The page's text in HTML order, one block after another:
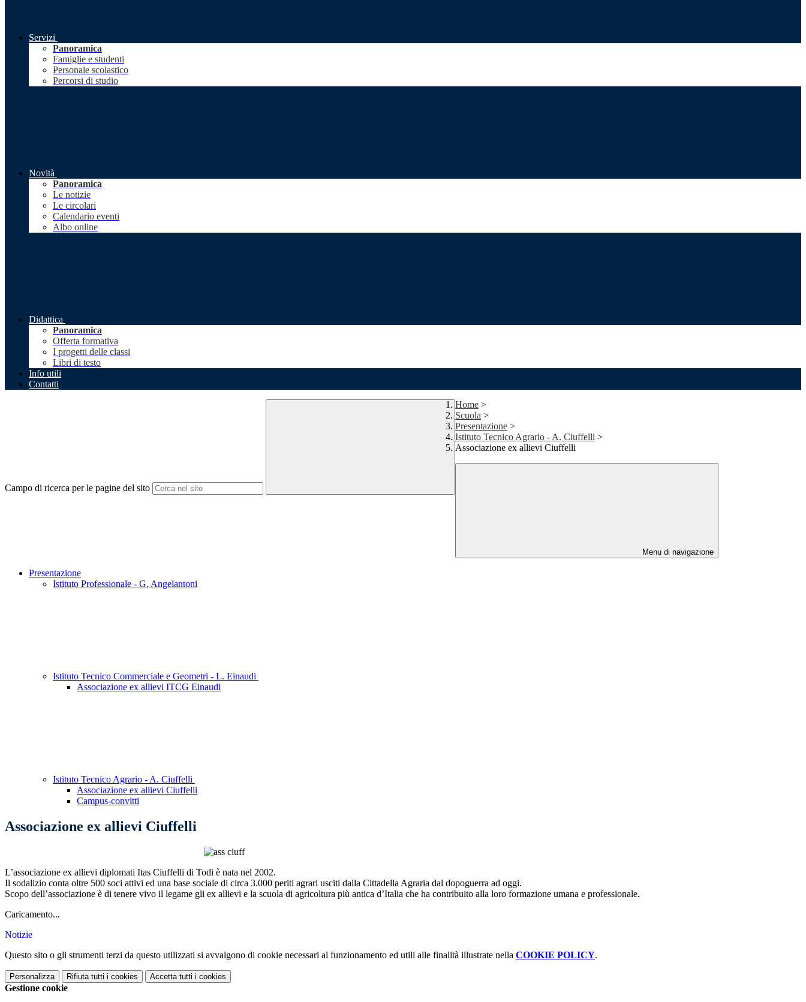
Servizi
Panoramica
Famiglie e studenti
Personale scolastico
Percorsi di studio
Novità
Panoramica
Le notizie
Le circolari
Calendario eventi
Albo online
Didattica
Panoramica
Offerta formativa
I progetti delle classi
Libri di testo
Info utili
Contatti
Campo di ricerca per le pagine del sito
Home >
Scuola >
Presentazione >
Istituto Tecnico Agrario - A. Ciuffelli >
Associazione ex allievi Ciuffelli
Menu di navigazione
Presentazione
Istituto Professionale - G. Angelantoni
Istituto Tecnico Commerciale e Geometri - L. Einaudi
Associazione ex allievi ITCG Einaudi
Istituto Tecnico Agrario - A. Ciuffelli
Associazione ex allievi Ciuffelli
Campus-convitti
Associazione ex allievi Ciuffelli
L’associazione ex allievi diplomati Itas Ciuffelli di Todi è nata nel 2002.
Il sodalizio conta oltre 500 soci attivi ed una base sociale di circa 3.000 periti agrari usciti dalla Cittadella Agraria dal dopoguerra ad oggi.
Scopo dell’associazione è di tenere vivo il legame gli ex allievi e la scuola di agricoltura più antica d’Italia che ha contribuito alla loro formazione umana e professionale.
Caricamento...
Notizie
Questo sito o gli strumenti terzi da questo utilizzati si avvalgono di cookie necessari al funzionamento ed utili alle finalità illustrate nella COOKIE POLICY.
Personalizza Rifiuta tutti i cookies Accetta tutti i cookies
Gestione cookie